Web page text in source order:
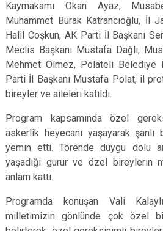
Kaymakamı Okan Ayaz,
Muhammet Burak Katrancıoğlu, İl
Halil Coşkun, AK Parti İl Başkanı
Meclis Başkanı Mustafa Dağlı,
Mehmet Ölmez, Polateli Belediye
Parti İl Başkanı Mustafa Polat, il
bireyler ve aileleri katıldı.
Program kapsamında özel
askerlik heyecanı yaşayarak şanlı
yemin etti. Törende duygu dolu
yaşadığı gurur ve özel bireylerin
anlam kattı.
Programda konuşan Vali
milletimizin gönlünde çok özel